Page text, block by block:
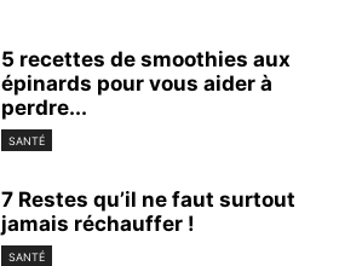
5 recettes de smoothies aux
épinards pour vous aider à
perdre...
SANTÉ
7 Restes qu’il ne faut surtout
jamais réchauffer !
SANTÉ